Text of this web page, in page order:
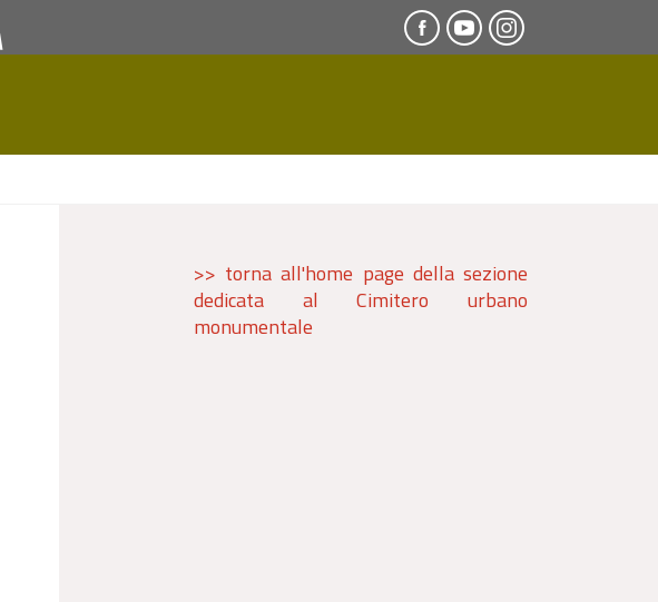
>> torna all'home page della sezione
dedicata al Cimitero urbano
monumentale